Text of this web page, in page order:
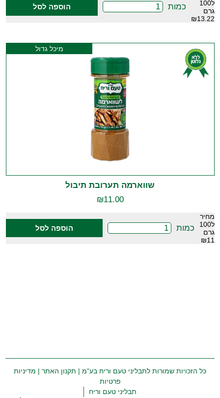
ל100
גרם
₪13.22
כמות הוספה לסל
מיכל גדול
שווארמה תערובת תיבול
₪11.00
מחיר
ל100
גרם
₪11
כמות הוספה לסל
כל הזכויות שמורות לתבליני טעם וריח בע”מ | תקנון האתר | מדיניות
פרטיות
תבליני טעם וריח